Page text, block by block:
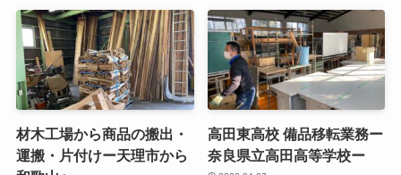
材木工場から商品の搬出・
運搬・片付けー天理市から
高田東高校 備品移転業務ー
奈良県立高田高等学校ー